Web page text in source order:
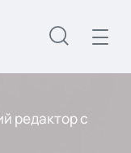
редактор с